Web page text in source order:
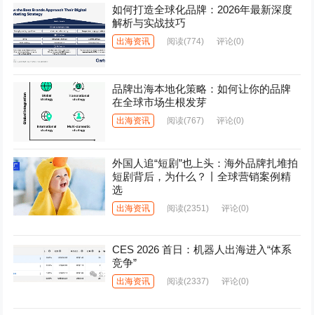
如何打造全球化品牌：2026年最新深度
解析与实战技巧
出海资讯 阅读(774) 评论(0)
品牌出海本地化策略：如何让你的品牌
在全球市场生根发芽
出海资讯 阅读(767) 评论(0)
外国人追“短剧”也上头：海外品牌扎堆拍
短剧背后，为什么？丨全球营销案例精
选
出海资讯 阅读(2351) 评论(0)
CES 2026 首日：机器人出海进入“体系
竞争”
出海资讯 阅读(2337) 评论(0)